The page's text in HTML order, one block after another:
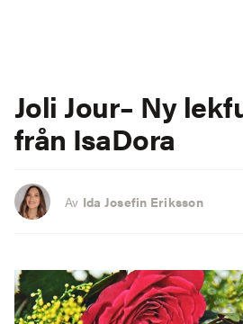
Joli Jour– Ny
från IsaDora
Av Ida Josefin Eriksson